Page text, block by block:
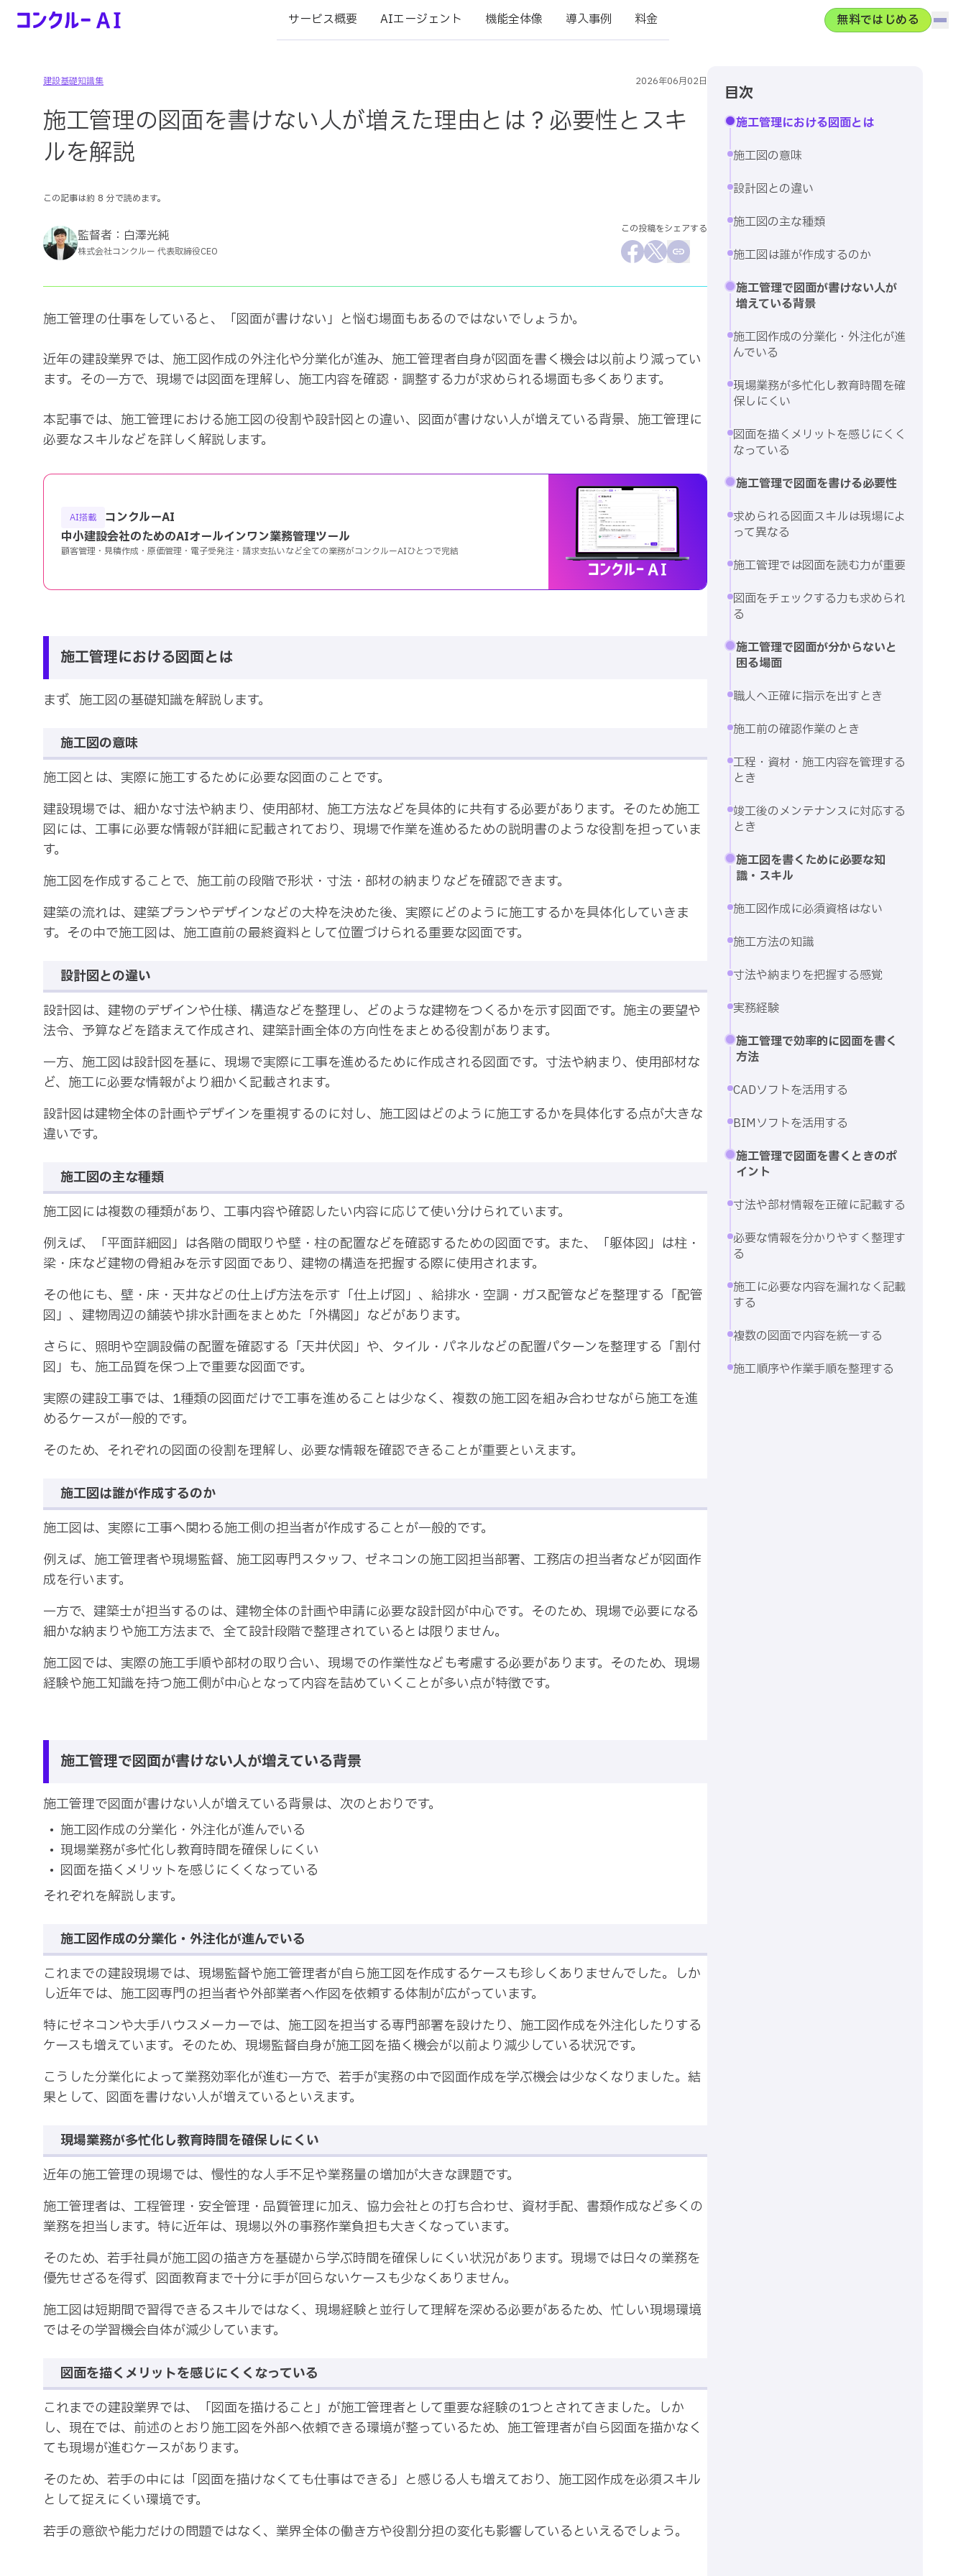
サービス概要 AIエージェント 機能全体像 導入事例 料金 無料ではじめる ハン
目次
施工管理における図面とは
施工図の意味
設計図との違い
施工図の主な種類
施工図は誰が作成するのか
施工管理で図面が書けない人が
増えている背景
施工図作成の分業化・外注化が進
んでいる
現場業務が多忙化し教育時間を確
保しにくい
図面を描くメリットを感じにくく
なっている
施工管理で図面を書ける必要性
求められる図面スキルは現場によ
って異なる
施工管理では図面を読む力が重要
図面をチェックする力も求められ
る
施工管理で図面が分からないと
困る場面
職人へ正確に指示を出すとき
施工前の確認作業のとき
工程・資材・施工内容を管理する
とき
竣工後のメンテナンスに対応する
とき
施工図を書くために必要な知
識・スキル
施工図作成に必須資格はない
施工方法の知識
寸法や納まりを把握する感覚
実務経験
施工管理で効率的に図面を書く
方法
CADソフトを活用する
BIMソフトを活用する
施工管理で図面を書くときのポ
イント
寸法や部材情報を正確に記載する
必要な情報を分かりやすく整理す
る
施工に必要な内容を漏れなく記載
する
複数の図面で内容を統一する
施工順序や作業手順を整理する
建設基礎知識集 2026年06月02日
施工管理の図面を書けない人が増えた理由とは？必要性とスキ
ルを解説
この記事は約 8 分で読めます。
監督者： 白澤光純
株式会社コンクルー 代表取締役CEO
この投稿をシェアする
施工管理の仕事をしていると、「図面が書けない」と悩む場面もあるのではないでしょうか。
近年の建設業界では、施工図作成の外注化や分業化が進み、施工管理者自身が図面を書く機会は以前より減ってい
ます。その一方で、現場では図面を理解し、施工内容を確認・調整する力が求められる場面も多くあります。
本記事では、施工管理における施工図の役割や設計図との違い、図面が書けない人が増えている背景、施工管理に
必要なスキルなどを詳しく解説します。
AI搭載
コンクルーAI
中小建設会社のためのAIオールインワン業務管理ツール
顧客管理・見積作成・原価管理・電子受発注・請求支払いなど全ての業務がコンクルーAIひとつで完結
施工管理における図面とは
まず、施工図の基礎知識を解説します。
施工図の意味
施工図とは、実際に施工するために必要な図面のことです。
建設現場では、細かな寸法や納まり、使用部材、施工方法などを具体的に共有する必要があります。そのため施工
図には、工事に必要な情報が詳細に記載されており、現場で作業を進めるための説明書のような役割を担っていま
す。
施工図を作成することで、施工前の段階で形状・寸法・部材の納まりなどを確認できます。
建築の流れは、建築プランやデザインなどの大枠を決めた後、実際にどのように施工するかを具体化していきま
す。その中で施工図は、施工直前の最終資料として位置づけられる重要な図面です。
設計図との違い
設計図は、建物のデザインや仕様、構造などを整理し、どのような建物をつくるかを示す図面です。施主の要望や
法令、予算などを踏まえて作成され、建築計画全体の方向性をまとめる役割があります。
一方、施工図は設計図を基に、現場で実際に工事を進めるために作成される図面です。寸法や納まり、使用部材な
ど、施工に必要な情報がより細かく記載されます。
設計図は建物全体の計画やデザインを重視するのに対し、施工図はどのように施工するかを具体化する点が大きな
違いです。
施工図の主な種類
施工図には複数の種類があり、工事内容や確認したい内容に応じて使い分けられています。
例えば、「平面詳細図」は各階の間取りや壁・柱の配置などを確認するための図面です。また、「躯体図」は柱・
梁・床など建物の骨組みを示す図面であり、建物の構造を把握する際に使用されます。
その他にも、壁・床・天井などの仕上げ方法を示す「仕上げ図」、給排水・空調・ガス配管などを整理する「配管
図」、建物周辺の舗装や排水計画をまとめた「外構図」などがあります。
さらに、照明や空調設備の配置を確認する「天井伏図」や、タイル・パネルなどの配置パターンを整理する「割付
図」も、施工品質を保つ上で重要な図面です。
実際の建設工事では、1種類の図面だけで工事を進めることは少なく、複数の施工図を組み合わせながら施工を進
めるケースが一般的です。
そのため、それぞれの図面の役割を理解し、必要な情報を確認できることが重要といえます。
施工図は誰が作成するのか
施工図は、実際に工事へ関わる施工側の担当者が作成することが一般的です。
例えば、施工管理者や現場監督、施工図専門スタッフ、ゼネコンの施工図担当部署、工務店の担当者などが図面作
成を行います。
一方で、建築士が担当するのは、建物全体の計画や申請に必要な設計図が中心です。そのため、現場で必要になる
細かな納まりや施工方法まで、全て設計段階で整理されているとは限りません。
施工図では、実際の施工手順や部材の取り合い、現場での作業性なども考慮する必要があります。そのため、現場
経験や施工知識を持つ施工側が中心となって内容を詰めていくことが多い点が特徴です。
施工管理で図面が書けない人が増えている背景
施工管理で図面が書けない人が増えている背景は、次のとおりです。
施工図作成の分業化・外注化が進んでいる
現場業務が多忙化し教育時間を確保しにくい
図面を描くメリットを感じにくくなっている
それぞれを解説します。
施工図作成の分業化・外注化が進んでいる
これまでの建設現場では、現場監督や施工管理者が自ら施工図を作成するケースも珍しくありませんでした。しか
し近年では、施工図専門の担当者や外部業者へ作図を依頼する体制が広がっています。
特にゼネコンや大手ハウスメーカーでは、施工図を担当する専門部署を設けたり、施工図作成を外注化したりする
ケースも増えています。そのため、現場監督自身が施工図を描く機会が以前より減少している状況です。
こうした分業化によって業務効率化が進む一方で、若手が実務の中で図面作成を学ぶ機会は少なくなりました。結
果として、図面を書けない人が増えているといえます。
現場業務が多忙化し教育時間を確保しにくい
近年の施工管理の現場では、慢性的な人手不足や業務量の増加が大きな課題です。
施工管理者は、工程管理・安全管理・品質管理に加え、協力会社との打ち合わせ、資材手配、書類作成など多くの
業務を担当します。特に近年は、現場以外の事務作業負担も大きくなっています。
そのため、若手社員が施工図の描き方を基礎から学ぶ時間を確保しにくい状況があります。現場では日々の業務を
優先せざるを得ず、図面教育まで十分に手が回らないケースも少なくありません。
施工図は短期間で習得できるスキルではなく、現場経験と並行して理解を深める必要があるため、忙しい現場環境
ではその学習機会自体が減少しています。
図面を描くメリットを感じにくくなっている
これまでの建設業界では、「図面を描けること」が施工管理者として重要な経験の1つとされてきました。しか
し、現在では、前述のとおり施工図を外部へ依頼できる環境が整っているため、施工管理者が自ら図面を描かなく
ても現場が進むケースがあります。
そのため、若手の中には「図面を描けなくても仕事はできる」と感じる人も増えており、施工図作成を必須スキル
として捉えにくい環境です。
若手の意欲や能力だけの問題ではなく、業界全体の働き方や役割分担の変化も影響しているといえるでしょう。